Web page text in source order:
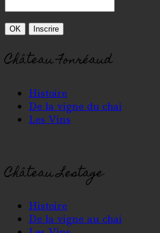
Château Fonréaud
Histoire
De la vigne du chai
Les Vins
Château Lestage
Histoire
De la vigne au chai